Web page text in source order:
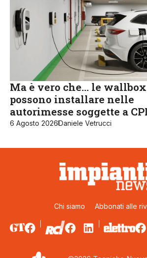
Ma è vero che… le
possono installare nelle
autorimesse soggette a
6 Agosto 2026Daniele Vetrucci
Chi siamo Abbonati alle